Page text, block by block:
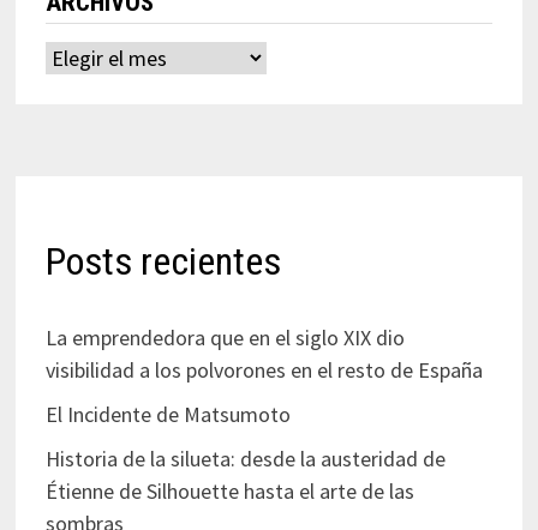
Archivos
Posts recientes
La emprendedora que en el siglo XIX dio
visibilidad a los polvorones en el resto de España
El Incidente de Matsumoto
Historia de la silueta: desde la austeridad de
Étienne de Silhouette hasta el arte de las
sombras